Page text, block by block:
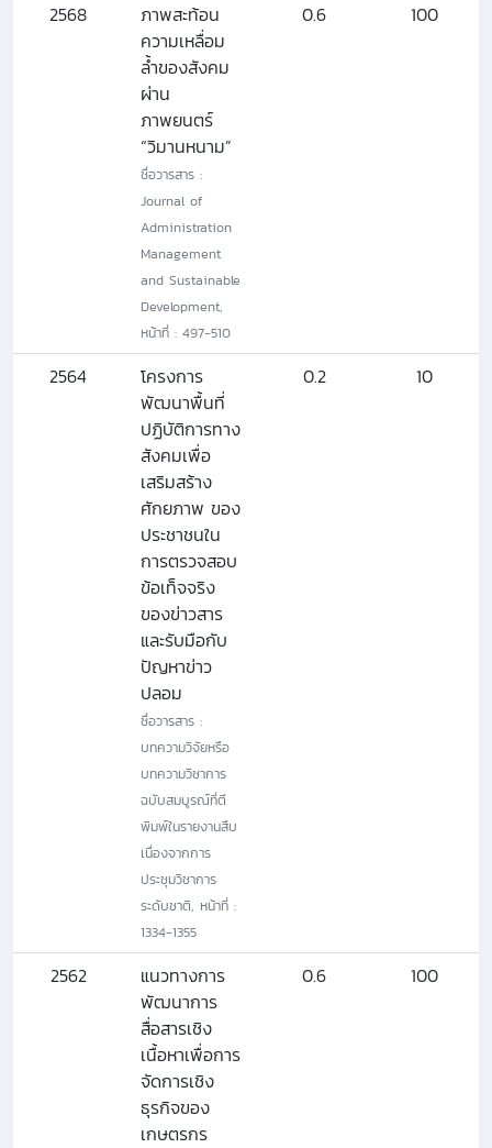
2568
ภาพสะท้อน
ความเหลื่อม
ล้ำของสังคม
ผ่าน
ภาพยนตร์
“วิมานหนาม”
ชื่อวารสาร :
Journal of
Administration
Management
and Sustainable
Development,
หน้าที่ : 497-510
0.6 100
2564
โครงการ
พัฒนาพื้นที่
ปฏิบัติการทาง
สังคมเพื่อ
เสริมสร้าง
ศักยภาพ ของ
ประชาชนใน
การตรวจสอบ
ข้อเท็จจริง
ของข่าวสาร
และรับมือกับ
ปัญหาข่าว
ปลอม
ชื่อวารสาร :
บทความวิจัยหรือ
บทความวิชาการ
ฉบับสมบูรณ์ที่ตี
พิมพ์ในรายงานสืบ
เนื่องจากการ
ประชุมวิชาการ
ระดับชาติ, หน้าที่ :
1334-1355
0.2 10
2562
แนวทางการ
พัฒนาการ
สื่อสารเชิง
เนื้อหาเพื่อการ
จัดการเชิง
ธุรกิจของ
เกษตรกร
0.6 100